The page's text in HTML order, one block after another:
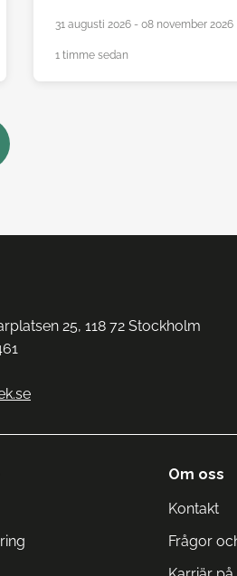
31 augusti 2026 - 08 november 2026
1 timme sedan
25, 118 72 Stockholm
Om oss
Kontakt
Frågor